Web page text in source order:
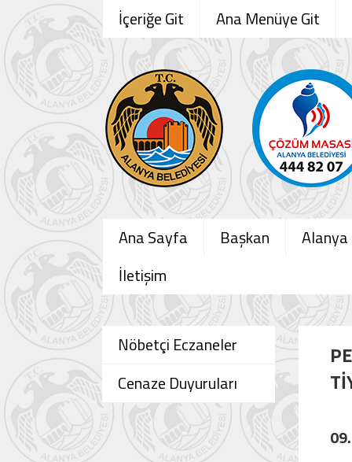
İçeriğe Git Ana Menüye Git
Ana Sayfa Başkan
Alanya
İletişim
Nöbetçi Eczaneler
Cenaze Duyuruları